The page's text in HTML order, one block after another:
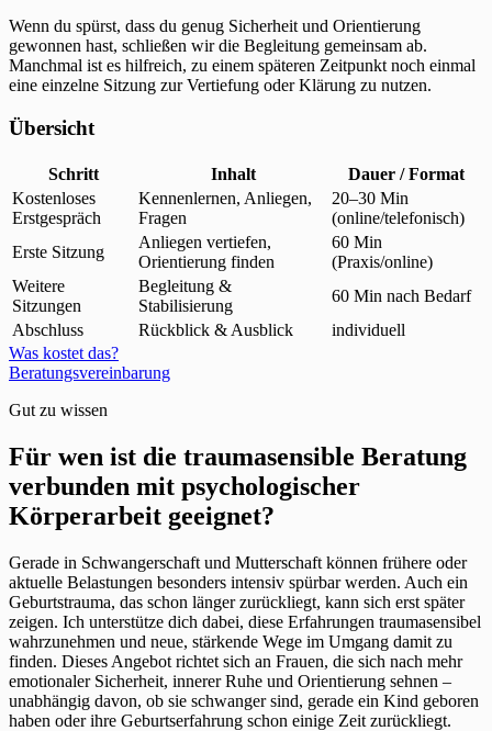
Wenn du spürst, dass du genug Sicherheit und Orientierung
gewonnen hast, schließen wir die Begleitung gemeinsam ab.
Manchmal ist es hilfreich, zu einem späteren Zeitpunkt noch einmal
eine einzelne Sitzung zur Vertiefung oder Klärung zu nutzen.
Übersicht
Schritt Inhalt
Dauer / Format
Kostenloses
Erstgespräch
Kennenlernen, Anliegen,
Fragen
20–30 Min
(online/telefonisch)
Erste Sitzung
Anliegen vertiefen,
Orientierung finden
60 Min
(Praxis/online)
Weitere
Sitzungen
Begleitung &
Stabilisierung
60 Min nach Bedarf
Abschluss
Rückblick & Ausblick
individuell
Was kostet das?
Beratungsvereinbarung
Gut zu wissen
Für wen ist die traumasensible Beratung
verbunden mit psychologischer
Körperarbeit geeignet?
Gerade in Schwangerschaft und Mutterschaft können frühere oder
aktuelle Belastungen besonders intensiv spürbar werden. Auch ein
Geburtstrauma, das schon länger zurückliegt, kann sich erst später
zeigen. Ich unterstütze dich dabei, diese Erfahrungen traumasensibel
wahrzunehmen und neue, stärkende Wege im Umgang damit zu
finden. Dieses Angebot richtet sich an Frauen, die sich nach mehr
emotionaler Sicherheit, innerer Ruhe und Orientierung sehnen –
unabhängig davon, ob sie schwanger sind, gerade ein Kind geboren
haben oder ihre Geburtserfahrung schon einige Zeit zurückliegt.